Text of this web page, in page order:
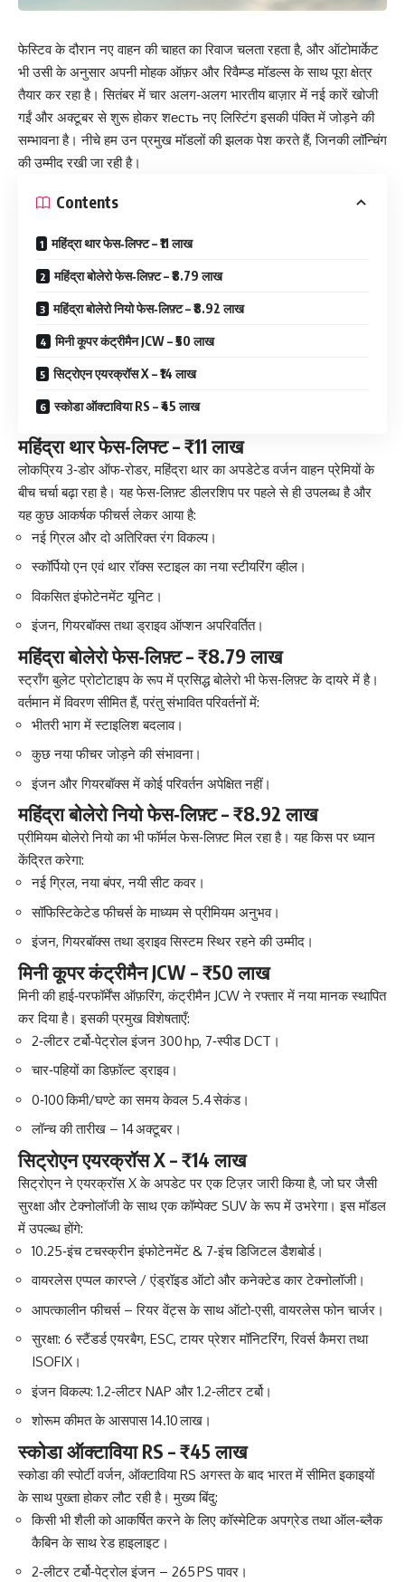
फेस्टिव के दौरान नए वाहन की चाहत का रिवाज चलता रहता है, और ऑटोमार्केट
भी उसी के अनुसार अपनी मोहक ऑफ़र और रिवैम्प्ड मॉडल्स के साथ पूरा क्षेत्र
तैयार कर रहा है। सितंबर में चार अलग‑अलग भारतीय बाज़ार में नई कारें खोजी
गईं और अक्टूबर से शुरू होकर शесть नए लिस्टिंग इसकी पंक्ति में जोड़ने की
सम्भावना है। नीचे हम उन प्रमुख मॉडलों की झलक पेश करते हैं, जिनकी लॉन्चिंग
की उम्मीद रखी जा रही है।
Contents
महिंद्रा थार फेस‑लिफ्ट – ₹11 लाख
महिंद्रा बोलेरो फेस‑लिफ़्ट – ₹8.79 लाख
महिंद्रा बोलेरो नियो फेस‑लिफ़्ट – ₹8.92 लाख
मिनी कूपर कंट्रीमैन JCW – ₹50 लाख
सिट्रोएन एयरक्रॉस X – ₹14 लाख
स्कोडा ऑक्टाविया RS – ₹45 लाख
महिंद्रा थार फेस‑लिफ्ट – ₹11 लाख
लोकप्रिय 3‑डोर ऑफ‑रोडर, महिंद्रा थार का अपडेटेड वर्जन वाहन प्रेमियों के
बीच चर्चा बढ़ा रहा है। यह फेस‑लिफ़्ट डीलरशिप पर पहले से ही उपलब्ध है और
यह कुछ आकर्षक फीचर्स लेकर आया है:
नई ग्रिल और दो अतिरिक्त रंग विकल्प।
स्कॉर्पियो एन एवं थार रॉक्स स्टाइल का नया स्टीयरिंग व्हील।
विकसित इंफोटेनमेंट यूनिट।
इंजन, गियरबॉक्स तथा ड्राइव ऑप्शन अपरिवर्तित।
महिंद्रा बोलेरो फेस‑लिफ़्ट – ₹8.79 लाख
स्ट्रॉंग बुलेट प्रोटोटाइप के रूप में प्रसिद्ध बोलेरो भी फेस‑लिफ़्ट के दायरे में है।
वर्तमान में विवरण सीमित हैं, परंतु संभावित परिवर्तनों में:
भीतरी भाग में स्टाइलिश बदलाव।
कुछ नया फीचर जोड़ने की संभावना।
इंजन और गियरबॉक्स में कोई परिवर्तन अपेक्षित नहीं।
महिंद्रा बोलेरो नियो फेस‑लिफ़्ट – ₹8.92 लाख
प्रीमियम बोलेरो नियो का भी फॉर्मल फेस‑लिफ़्ट मिल रहा है। यह किस पर ध्यान
केंद्रित करेगा:
नई ग्रिल, नया बंपर, नयी सीट कवर।
सॉफिस्टिकेटेड फीचर्स के माध्यम से प्रीमियम अनुभव।
इंजन, गियरबॉक्स तथा ड्राइव सिस्टम स्थिर रहने की उम्मीद।
मिनी कूपर कंट्रीमैन JCW – ₹50 लाख
मिनी की हाई‑परफॉर्मेंस ऑफ़रिंग, कंट्रीमैन JCW ने रफ्तार में नया मानक स्थापित
कर दिया है। इसकी प्रमुख विशेषताएँ:
2‑लीटर टर्बो‑पेट्रोल इंजन 300 hp, 7‑स्पीड DCT।
चार‑पहियों का डिफ़ॉल्ट ड्राइव।
0‑100 किमी/घण्टे का समय केवल 5.4 सेकंड।
लॉन्च की तारीख – 14 अक्टूबर।
सिट्रोएन एयरक्रॉस X – ₹14 लाख
सिट्रोएन ने एयरक्रॉस X के अपडेट पर एक टिज़र जारी किया है, जो घर जैसी
सुरक्षा और टेक्नोलॉजी के साथ एक कॉम्पेक्ट SUV के रूप में उभरेगा। इस मॉडल
में उपल्ब्ध होंगे:
10.25‑इंच टचस्क्रीन इंफोटेनमेंट & 7‑इंच डिजिटल डैशबोर्ड।
वायरलेस एप्पल कारप्ले / एंड्रॉइड ऑटो और कनेक्टेड कार टेक्नोलॉजी।
आपत्कालीन फीचर्स – रियर वेंट्स के साथ ऑटो‑एसी, वायरलेस फोन चार्जर।
सुरक्षा: 6 स्टैंडर्ड एयरबैग, ESC, टायर प्रेशर मॉनिटरिंग, रिवर्स कैमरा तथा
ISOFIX।
इंजन विकल्प: 1.2‑लीटर NAP और 1.2‑लीटर टर्बो।
शोरूम कीमत के आसपास 14.10 लाख।
स्कोडा ऑक्टाविया RS – ₹45 लाख
स्कोडा की स्पोर्टी वर्जन, ऑक्टाविया RS अगस्त के बाद भारत में सीमित इकाइयों
के साथ पुख्ता होकर लौट रही है। मुख्य बिंदु:
किसी भी शैली को आकर्षित करने के लिए कॉस्मेटिक अपग्रेड तथा ऑल‑ब्लैक
कैबिन के साथ रेड हाइलाइट।
2‑लीटर टर्बो‑पेट्रोल इंजन – 265 PS पावर।